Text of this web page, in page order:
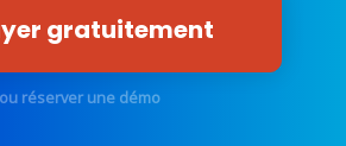
gratuitement
ou réserver une démo